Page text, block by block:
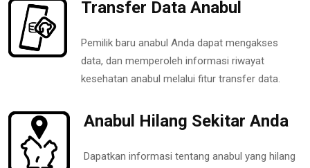
Transfer Data Anabul
Pemilik baru anabul Anda dapat mengakses
data, dan memperoleh informasi riwayat
kesehatan anabul melalui fitur transfer data.
Anabul Hilang Sekitar Anda
Dapatkan informasi tentang anabul yang hilang